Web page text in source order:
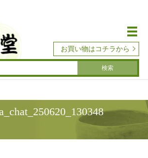
メ
お買い物はコチラから